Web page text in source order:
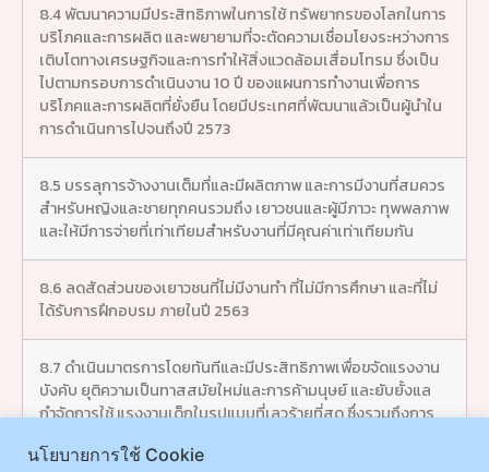
8.4 พัฒนาความมีประสิทธิภาพในการใช้ ทรัพยากรของโลกในการ
บริโภคและการผลิต และพยายามที่จะตัดความเชื่อมโยงระหว่างการ
เติบโตทางเศรษฐกิจและการทำให้สิ่งแวดล้อมเสื่อมโทรม ซึ่งเป็น
ไปตามกรอบการดำเนินงาน 10 ปี ของแผนการทำงานเพื่อการ
บริโภคและการผลิตที่ยั่งยืน โดยมีประเทศที่พัฒนาแล้วเป็นผู้นำใน
การดำเนินการไปจนถึงปี 2573
8.5 บรรลุการจ้างงานเต็มที่และมีผลิตภาพ และการมีงานที่สมควร
สำหรับหญิงและชายทุกคนรวมถึง เยาวชนและผู้มีภาวะ ทุพพลภาพ
และให้มีการจ่ายที่เท่าเทียมสำหรับงานที่มีคุณค่าเท่าเทียมกัน
8.6 ลดสัดส่วนของเยาวชนที่ไม่มีงานทำ ที่ไม่มีการศึกษา และที่ไม่
ได้รับการฝึกอบรม ภายในปี 2563
8.7 ดำเนินมาตรการโดยทันทีและมีประสิทธิภาพเพื่อขจัดแรงงาน
บังคับ ยุติความเป็นทาสสมัยใหม่และการค้ามนุษย์ และยับยั้งแล
กำจัดการใช้ แรงงานเด็กในรูปแบบที่เลวร้ายที่สุด ซึ่งรวมถึงการ
ในปี 2568
นโยบายการใช้ Cookie